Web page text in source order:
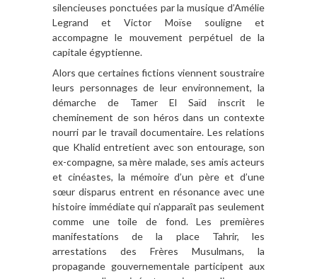
silencieuses ponctuées par la musique d’Amélie
Legrand et Victor Moïse souligne et
accompagne le mouvement perpétuel de la
capitale égyptienne.
Alors que certaines fictions viennent soustraire
leurs personnages de leur environnement, la
démarche de Tamer El Saïd inscrit le
cheminement de son héros dans un contexte
nourri par le travail documentaire. Les relations
que Khalid entretient avec son entourage, son
ex-compagne, sa mère malade, ses amis acteurs
et cinéastes, la mémoire d’un père et d’une
sœur disparus entrent en résonance avec une
histoire immédiate qui n’apparaît pas seulement
comme une toile de fond. Les premières
manifestations de la place Tahrir, les
arrestations des Frères Musulmans, la
propagande gouvernementale participent aux